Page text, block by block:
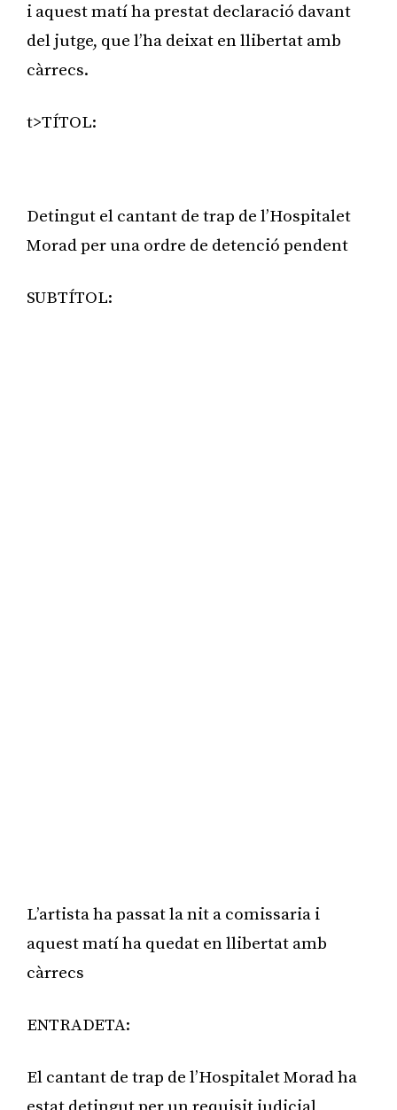
i aquest matí ha prestat declaració davant
del jutge, que l’ha deixat en llibertat amb
càrrecs.
t>TÍTOL:
Detingut el cantant de trap de l’Hospitalet
Morad per una ordre de detenció pendent
SUBTÍTOL:
L’artista ha passat la nit a comissaria i
aquest matí ha quedat en llibertat amb
càrrecs
ENTRADETA:
El cantant de trap de l’Hospitalet Morad ha